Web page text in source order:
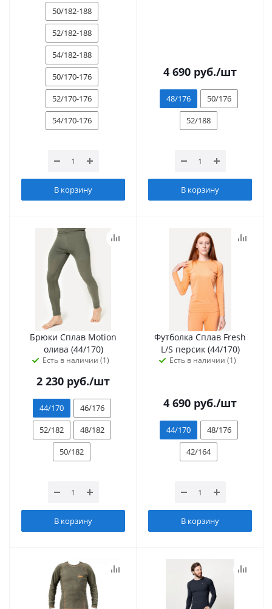
50/182-188
52/182-188
54/182-188
50/170-176
52/170-176
54/170-176
В корзину
4 690 руб./шт
48/176
50/176
52/188
В корзину
Брюки Сплав Motion
олива (44/170)
Есть в наличии (1)
2 230 руб./шт
44/170
46/176
52/182
48/182
50/182
В корзину
Футболка Сплав Fresh
L/S персик (44/170)
Есть в наличии (1)
4 690 руб./шт
44/170
48/176
42/164
В корзину